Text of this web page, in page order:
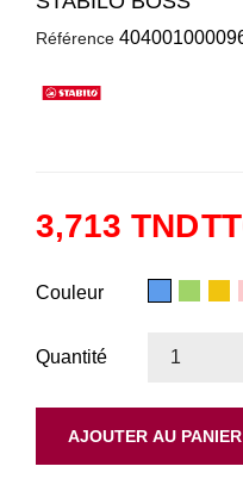
Référence
3,713 TND
Couleur
Quantité
AJOUTER AU PANIER